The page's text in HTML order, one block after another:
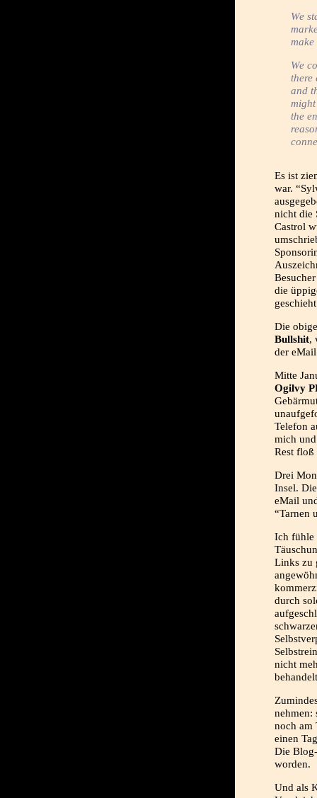
We
make
We
there
and
the
Es ist
war.
nicht die
Castrol
die
Die
Bullshit,
der
Mitte
Ogilvy
Telefon
mich
Rest floß
Drei
Insel.
eMail
“Tarnen
Ich fühle
Links zu
durch
nicht
nehmen:
noch am
einen
Die
worden.
Und als